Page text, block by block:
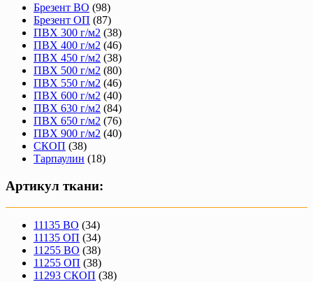
Брезент ВО (98)
Брезент ОП (87)
ПВХ 300 г/м2 (38)
ПВХ 400 г/м2 (46)
ПВХ 450 г/м2 (38)
ПВХ 500 г/м2 (80)
ПВХ 550 г/м2 (46)
ПВХ 600 г/м2 (40)
ПВХ 630 г/м2 (84)
ПВХ 650 г/м2 (76)
ПВХ 900 г/м2 (40)
СКОП (38)
Тарпаулин (18)
Артикул ткани:
11135 ВО (34)
11135 ОП (34)
11255 ВО (38)
11255 ОП (38)
11293 СКОП (38)